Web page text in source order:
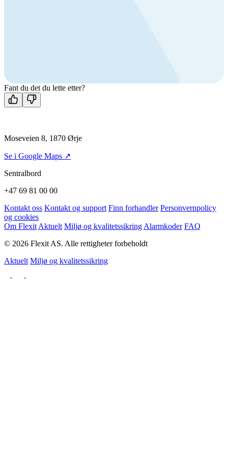
Kontakt oss
Fant du det du lette etter?
Moseveien 8, 1870 Ørje
Se i Google Maps ↗
Sentralbord
+47 69 81 00 00
Kontakt oss Kontakt og support Finn forhandler Personvernpolicy
og cookies
Om Flexit Aktuelt Miljø og kvalitetssikring Alarmkoder FAQ
© 2026 Flexit AS. Alle rettigheter forbeholdt
Aktuelt Miljø og kvalitetssikring